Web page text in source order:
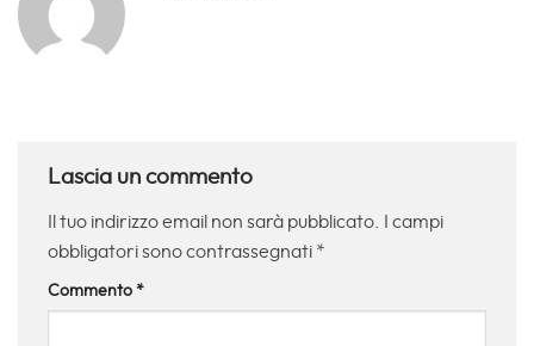
Lascia un commento
Il tuo indirizzo email non sarà pubblicato. I campi
obbligatori sono contrassegnati *
Commento *